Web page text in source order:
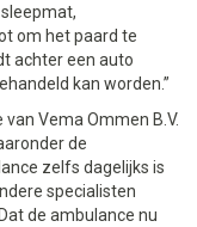
om het paard te
achter een auto
kan worden.”
Vema Ommen B.V.
de
zelfs dagelijks is
specialisten
de ambulance nu